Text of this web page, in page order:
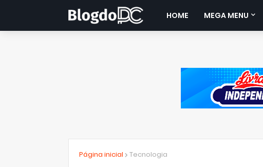
HOME MEGA MENU
Página inicial Tecnologia